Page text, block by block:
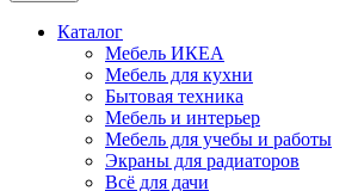
Каталог
Мебель ИКЕА
Мебель для кухни
Бытовая техника
Мебель и интерьер
Мебель для учебы и работы
Экраны для радиаторов
Всё для дачи